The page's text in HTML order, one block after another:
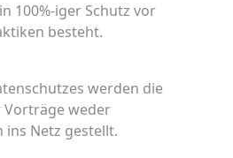
100%-iger Schutz vor
besteht.
werden die
weder
Netz gestellt.